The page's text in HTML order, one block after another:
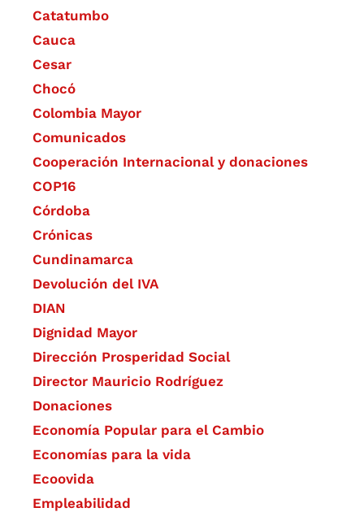
Catatumbo
Cauca
Cesar
Chocó
Colombia Mayor
Comunicados
Cooperación Internacional y donaciones
COP16
Córdoba
Crónicas
Cundinamarca
Devolución del IVA
DIAN
Dignidad Mayor
Dirección Prosperidad Social
Director Mauricio Rodríguez
Donaciones
Economía Popular para el Cambio
Economías para la vida
Ecoovida
Empleabilidad